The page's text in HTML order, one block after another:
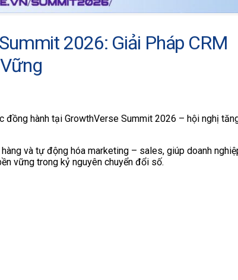
2026: Giải Pháp CRM
đồng hành tại GrowthVerse Summit 2026 – hội nghị
và tự động hóa marketing – sales, giúp doanh
vững trong kỷ nguyên chuyển đổi số.